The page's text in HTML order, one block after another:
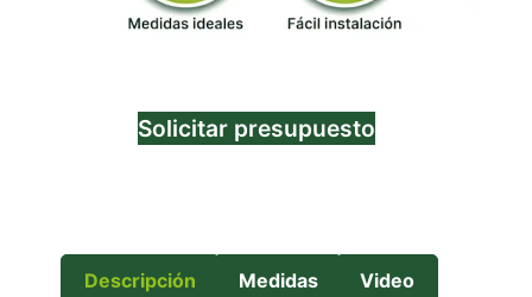
Solicitar presupuesto
Descripción Medidas Video